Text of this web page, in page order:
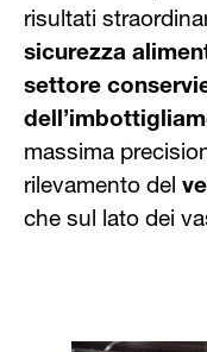
risultati
sicurezza
settore
massima
rilevamento del
che sul lato dei